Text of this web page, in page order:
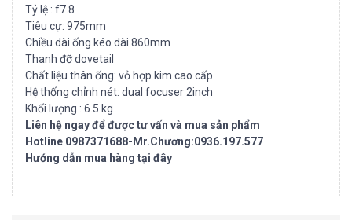
Tỷ lệ : f7.8
Tiêu cự: 975mm
Chiều dài ống kéo dài 860mm
Thanh đỡ dovetail
Chất liệu thân ống: vỏ hợp kim cao cấp
Hệ thống chỉnh nét: dual focuser 2inch
Khối lượng : 6.5 kg
Liên hệ ngay để được tư vấn và mua sản phẩm
Hotline 0987371688-Mr.Chương:0936.197.577
Hướng dẫn mua hàng tại đây